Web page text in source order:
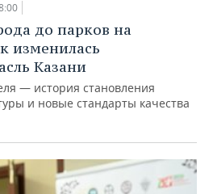
до парков на
изменилась
Казани
— история становления
и новые стандарты качества